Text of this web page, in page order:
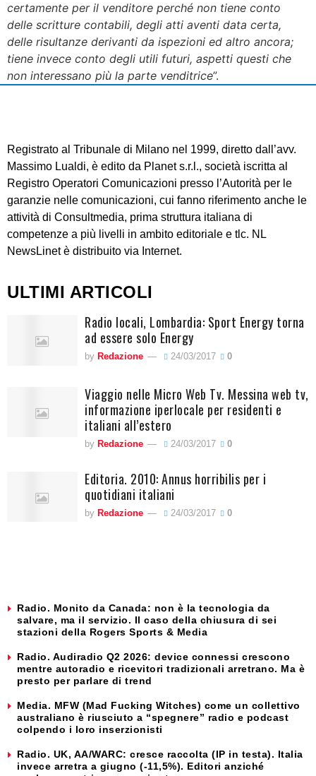
certamente per il venditore perché non tiene conto
delle scritture contabili, degli atti aventi data certa,
delle risultanze derivanti da ispezioni ed altro ancora;
tiene invece conto degli utili futuri, aspetti questi che
non interessano più la parte venditrice”.
Registrato al Tribunale di Milano nel 1999, diretto dall’avv.
Massimo Lualdi, è edito da Planet s.r.l., società iscritta al
Registro Operatori Comunicazioni presso l’Autorità per le
garanzie nelle comunicazioni, cui fanno riferimento anche le
attività di Consultmedia, prima struttura italiana di
competenze a più livelli in ambito editoriale e tlc. NL
NewsLinet è distribuito via Internet.
ULTIMI ARTICOLI
Radio locali, Lombardia: Sport Energy torna
ad essere solo Energy
by Redazione 24/03/2017 0
Viaggio nelle Micro Web Tv. Messina web tv,
informazione iperlocale per residenti e
italiani all’estero
by Redazione 24/03/2017 0
Editoria. 2010: Annus horribilis per i
quotidiani italiani
by Redazione 24/03/2017 0
Radio. Monito da Canada: non è la tecnologia da
salvare, ma il servizio. Il caso della chiusura di sei
stazioni della Rogers Sports & Media
Radio. Audiradio Q2 2026: device connessi crescono
mentre autoradio e ricevitori tradizionali arretrano. Ma è
presto per parlare di trend
Media. MFW (Mad Fucking Witches) come un collettivo
australiano è riusciuto a “spegnere” radio e podcast
colpendo i loro inserzionisti
Radio. UK, AA/WARC: cresce raccolta (IP in testa). Italia
invece arretra a giugno (-11,5%). Editori anziché